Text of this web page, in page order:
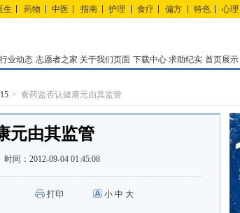
生 药物 中医 指南 护理 食疗 偏方 特色 心理
行业动态 志愿者之家 关于我们页面 下载中心 求助纪实 首页展示
食药监否认健康元由其监管
元由其监管
时间： 2012-09-04 01:45:08
打印 小 中 大